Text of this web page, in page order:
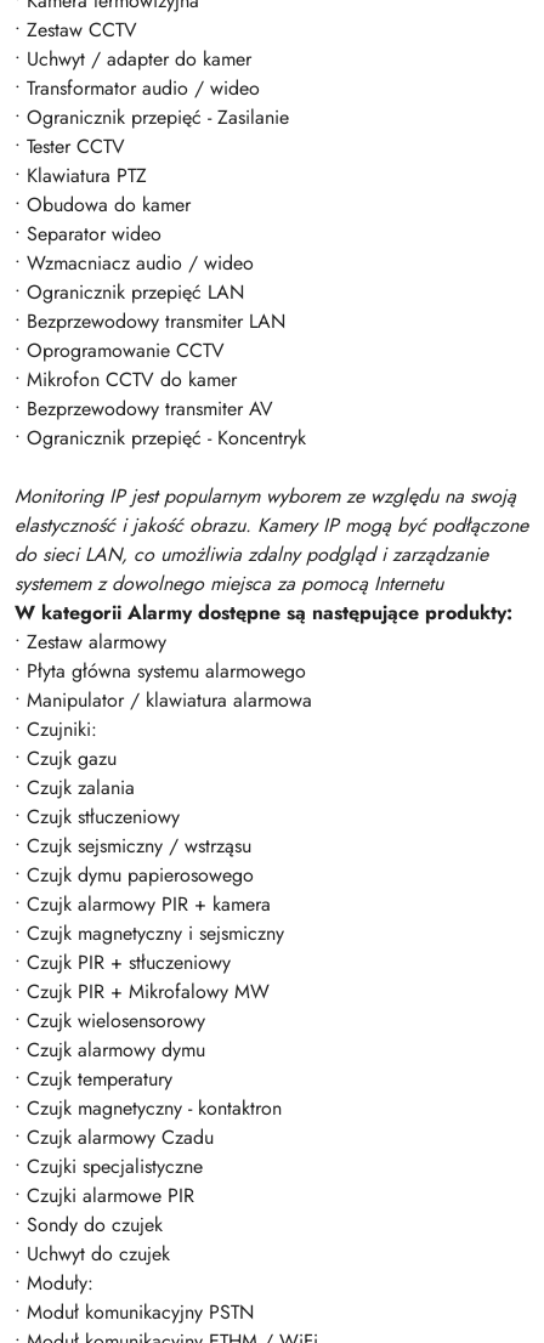
• Zestaw CCTV
• Uchwyt / adapter do kamer
• Transformator audio / wideo
• Ogranicznik przepięć - Zasilanie
• Tester CCTV
• Klawiatura PTZ
• Obudowa do kamer
• Separator wideo
• Wzmacniacz audio / wideo
• Ogranicznik przepięć LAN
• Bezprzewodowy transmiter LAN
• Oprogramowanie CCTV
• Mikrofon CCTV do kamer
• Bezprzewodowy transmiter AV
• Ogranicznik przepięć - Koncentryk
Monitoring IP jest popularnym wyborem ze względu na swoją
elastyczność i jakość obrazu. Kamery IP mogą być podłączone
do sieci LAN, co umożliwia zdalny podgląd i zarządzanie
systemem z dowolnego miejsca za pomocą Internetu
W kategorii Alarmy dostępne są następujące produkty:
• Zestaw alarmowy
• Płyta główna systemu alarmowego
• Manipulator / klawiatura alarmowa
• Czujniki:
• Czujk gazu
• Czujk zalania
• Czujk stłuczeniowy
• Czujk sejsmiczny / wstrząsu
• Czujk dymu papierosowego
• Czujk alarmowy PIR + kamera
• Czujk magnetyczny i sejsmiczny
• Czujk PIR + stłuczeniowy
• Czujk PIR + Mikrofalowy MW
• Czujk wielosensorowy
• Czujk alarmowy dymu
• Czujk temperatury
• Czujk magnetyczny - kontaktron
• Czujk alarmowy Czadu
• Czujki specjalistyczne
• Czujki alarmowe PIR
• Sondy do czujek
• Uchwyt do czujek
• Moduły:
• Moduł komunikacyjny PSTN